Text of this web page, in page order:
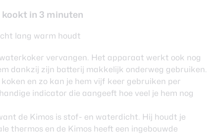
in 3 minuten
lang warm houdt
vervangen. Het apparaat werkt ook nog
dankzij zijn batterij makkelijk onderweg gebruiken.
en zo kan je hem vijf keer gebruiken per
indicator die aangeeft hoe veel je hem nog
de Kimos is stof- en waterdicht. Hij houdt je
thermos en de Kimos heeft een ingebouwde